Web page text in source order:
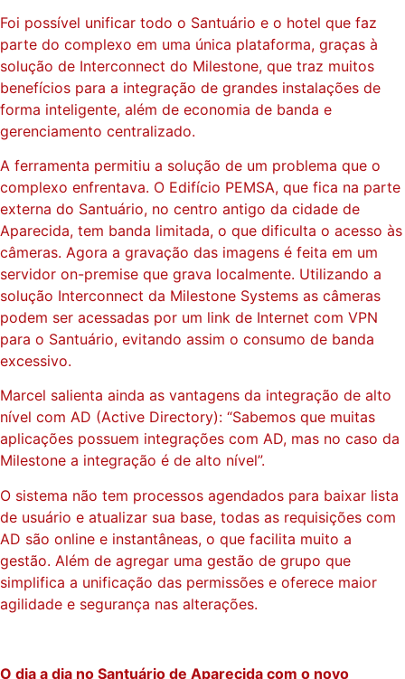
Foi possível unificar todo o Santuário e o hotel que faz
parte do complexo em uma única plataforma, graças à
solução de Interconnect do Milestone, que traz muitos
benefícios para a integração de grandes instalações de
forma inteligente, além de economia de banda e
gerenciamento centralizado.
A ferramenta permitiu a solução de um problema que o
complexo enfrentava. O Edifício PEMSA, que fica na parte
externa do Santuário, no centro antigo da cidade de
Aparecida, tem banda limitada, o que dificulta o acesso às
câmeras. Agora a gravação das imagens é feita em um
servidor on-premise que grava localmente. Utilizando a
solução Interconnect da Milestone Systems as câmeras
podem ser acessadas por um link de Internet com VPN
para o Santuário, evitando assim o consumo de banda
excessivo.
Marcel salienta ainda as vantagens da integração de alto
nível com AD (Active Directory): “Sabemos que muitas
aplicações possuem integrações com AD, mas no caso da
Milestone a integração é de alto nível”.
O sistema não tem processos agendados para baixar lista
de usuário e atualizar sua base, todas as requisições com
AD são online e instantâneas, o que facilita muito a
gestão. Além de agregar uma gestão de grupo que
simplifica a unificação das permissões e oferece maior
agilidade e segurança nas alterações.
O dia a dia no Santuário de Aparecida com o novo